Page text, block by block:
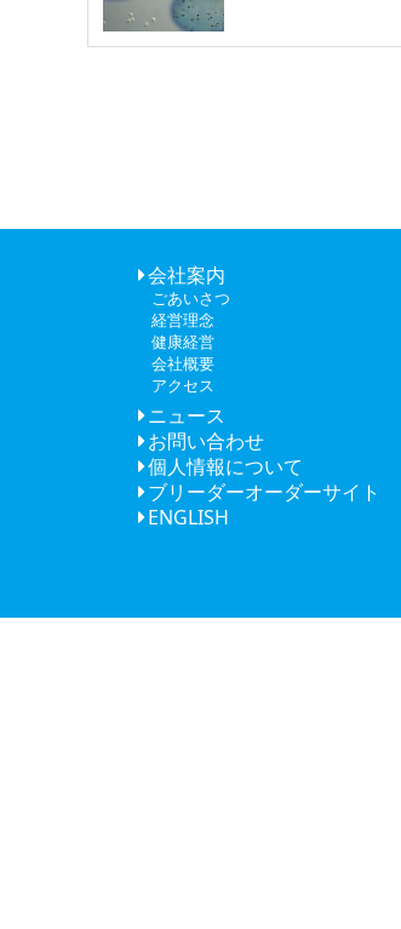
会社案内
ごあいさつ
経営理念
健康経営
会社概要
アクセス
ニュース
お問い合わせ
個人情報について
ブリーダーオーダーサイト
ENGLISH